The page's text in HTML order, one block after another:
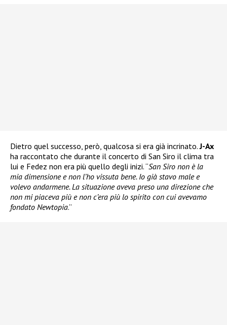
Dietro quel successo, però, qualcosa si era già incrinato.J-Ax
ha raccontato che durante il concerto di San Siro il clima tra
lui e Fedez non era più quello degli inizi. “San Siro non è la
mia dimensione e non l’ho vissuta bene. Io già stavo male e
volevo andarmene. La situazione aveva preso una direzione che
non mi piaceva più e non c’era più lo spirito con cui avevamo
fondato Newtopia.”